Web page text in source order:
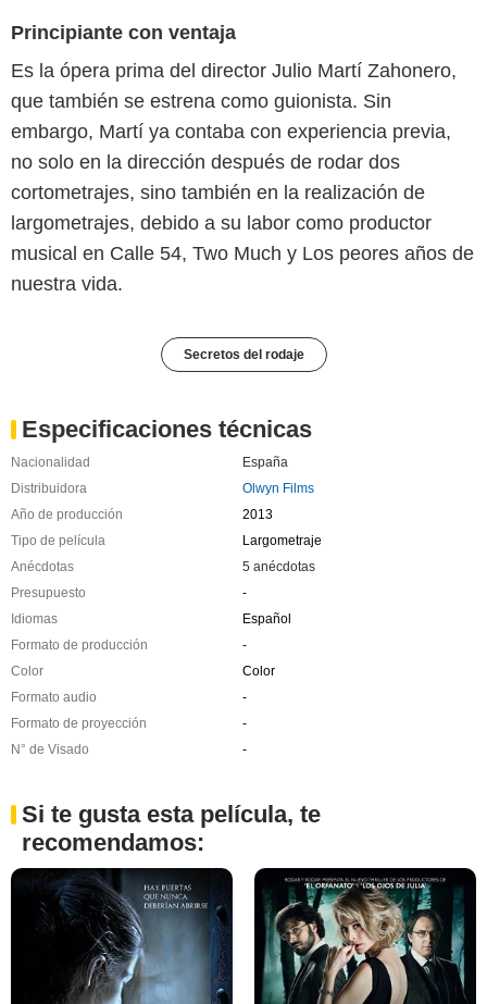
Principiante con ventaja
Es la ópera prima del director Julio Martí Zahonero,
que también se estrena como guionista. Sin
embargo, Martí ya contaba con experiencia previa,
no solo en la dirección después de rodar dos
cortometrajes, sino también en la realización de
largometrajes, debido a su labor como productor
musical en Calle 54, Two Much y Los peores años de
nuestra vida.
Secretos del rodaje
Especificaciones técnicas
Nacionalidad
España
Distribuidora
Olwyn Films
Año de producción
2013
Tipo de película
Largometraje
Anécdotas
5 anécdotas
Presupuesto
-
Idiomas
Español
Formato de producción
-
Color
Color
Formato audio
-
Formato de proyección
-
N° de Visado
-
Si te gusta esta película, te
recomendamos: